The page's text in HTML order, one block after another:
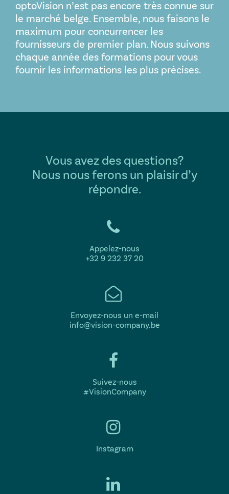
optoVision n’est pas encore très connue sur
le marché belge. Ensemble, nous faisons le
maximum pour concurrencer les
fournisseurs de premier plan. Nous suivons
chaque année des formations pour vous
fournir les informations les plus précises.
Vous avez des questions?
Nous nous ferons un plaisir d’y
répondre.
Appelez-nous
+32 9 232 37 20
Envoyez-nous un e-mail
info@vision-company.be
Suivez-nous
#VisionCompany
Instagram